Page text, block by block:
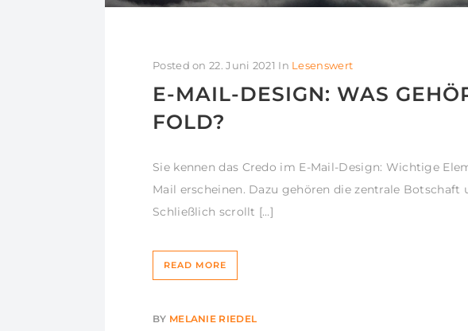
Posted on 22. Juni 2021 In Lesenswert
E-MAIL-DESIGN: WAS
FOLD?
Sie kennen das Credo im E-Mail-Design: Wichtige
Mail erscheinen. Dazu gehören die zentrale
Schließlich scrollt […]
READ MORE
BY MELANIE RIEDEL